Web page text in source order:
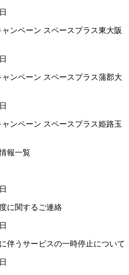
ンペーン スペースプラス東大阪
ンペーン スペースプラス蒲郡大
ンペーン スペースプラス姫路玉
報一覧
に関するご連絡
伴うサービスの一時停止について